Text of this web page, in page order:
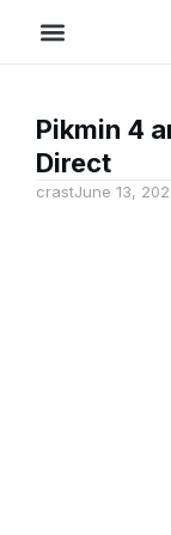
Pikmin 4
Direct
crastJune 13,